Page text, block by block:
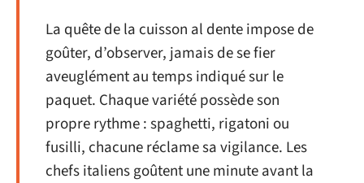
La quête de la cuisson al dente impose de
goûter, d’observer, jamais de se fier
aveuglément au temps indiqué sur le
paquet. Chaque variété possède son
propre rythme : spaghetti, rigatoni ou
fusilli, chacune réclame sa vigilance. Les
chefs italiens goûtent une minute avant la